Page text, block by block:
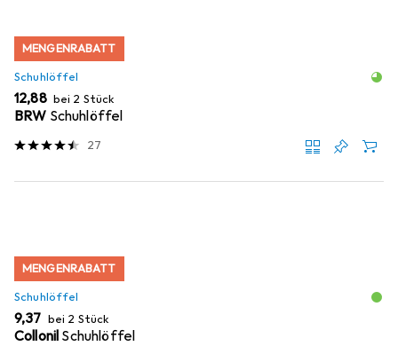
MENGENRABATT
Schuhlöffel
EUR
12,88 bei 2 Stück
BRW Schuhlöffel
27
MENGENRABATT
Schuhlöffel
EUR
9,37 bei 2 Stück
Collonil Schuhlöffel